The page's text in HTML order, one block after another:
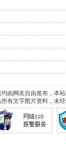
由网友自由发布，本
有文字图片资料，未